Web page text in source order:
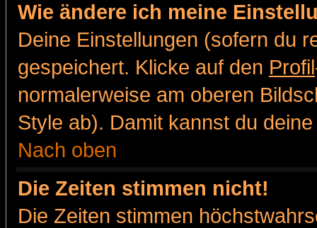
Wie ändere ich meine
Deine Einstellungen (sofern du
gespeichert. Klicke auf den Profil
normalerweise am oberen
Style ab). Damit kannst du
Nach oben
Die Zeiten stimmen nicht!
Die Zeiten stimmen